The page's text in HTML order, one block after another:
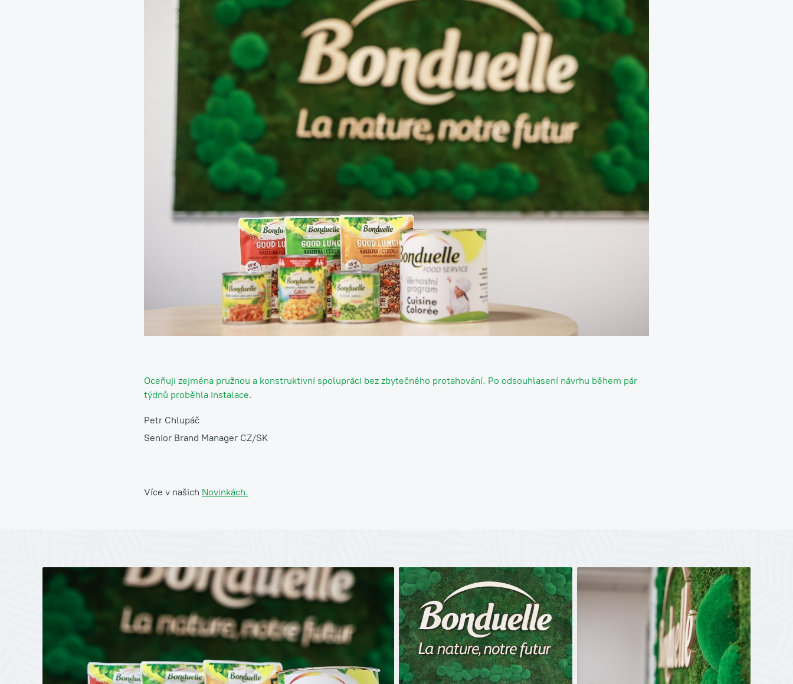
Mechové stěny a obrazy Jednorázový pronájem na eventy
Revitalizace stávajících rostlin Návrhy, realizace a údržba teras
Návrhy, realizace a údržba exteriérů Aranžmá, floristika, dekorace
Oceňuji zejména pružnou a konstruktivní spolupráci bez zbytečného protahování. Po odsouhlasení návrhu během pár
týdnů proběhla instalace.
Petr Chlupáč
Senior Brand Manager CZ/SK
Více v našich Novinkách.